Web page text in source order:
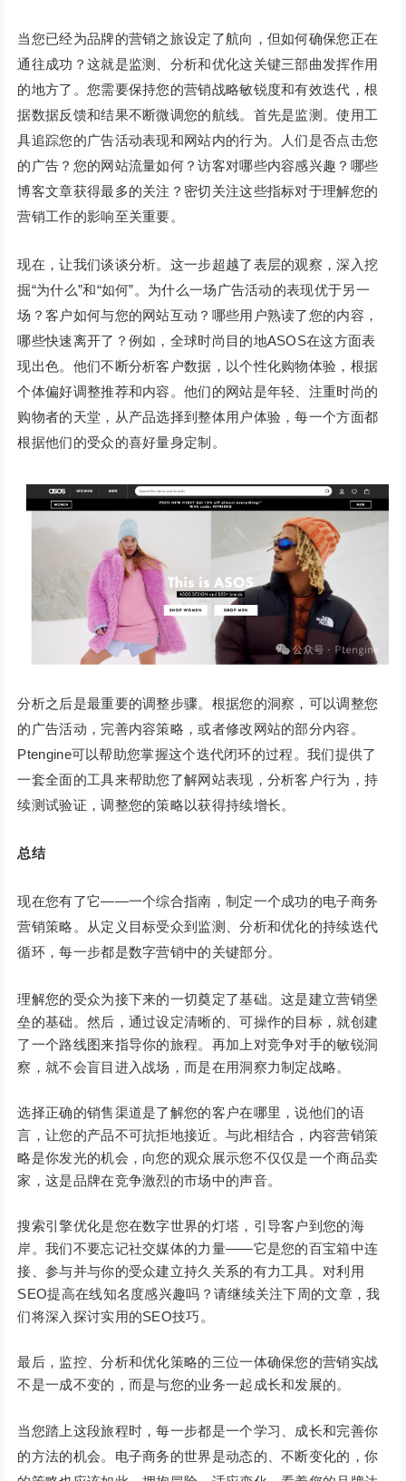
当您已经为品牌的营销之旅设定了航向，但如何确保您正在
通往成功？这就是监测、分析和优化这关键三部曲发挥作用
的地方了。您需要保持您的营销战略敏锐度和有效迭代，根
据数据反馈和结果不断微调您的航线。首先是监测。使用工
具追踪您的广告活动表现和网站内的行为。人们是否点击您
的广告？您的网站流量如何？访客对哪些内容感兴趣？哪些
博客文章获得最多的关注？密切关注这些指标对于理解您的
营销工作的影响至关重要。
现在，让我们谈谈分析。这一步超越了表层的观察，深入挖
掘“为什么”和“如何”。为什么一场广告活动的表现优于另一
场？客户如何与您的网站互动？哪些用户熟读了您的内容，
哪些快速离开了？例如，全球时尚目的地ASOS在这方面表
现出色。他们不断分析客户数据，以个性化购物体验，根据
个体偏好调整推荐和内容。他们的网站是年轻、注重时尚的
购物者的天堂，从产品选择到整体用户体验，每一个方面都
根据他们的受众的喜好量身定制。
分析之后是最重要的调整步骤。根据您的洞察，可以调整您
的广告活动，完善内容策略，或者修改网站的部分内容。
Ptengine可以帮助您掌握这个迭代闭环的过程。我们提供了
一套全面的工具来帮助您了解网站表现，分析客户行为，持
续测试验证，调整您的策略以获得持续增长。
总结
现在您有了它——一个综合指南，制定一个成功的电子商务
营销策略。从定义目标受众到监测、分析和优化的持续迭代
循环，每一步都是数字营销中的关键部分。
理解您的受众为接下来的一切奠定了基础。这是建立营销堡
垒的基础。然后，通过设定清晰的、可操作的目标，就创建
了一个路线图来指导你的旅程。再加上对竞争对手的敏锐洞
察，就不会盲目进入战场，而是在用洞察力制定战略。
选择正确的销售渠道是了解您的客户在哪里，说他们的语
言，让您的产品不可抗拒地接近。与此相结合，内容营销策
略是你发光的机会，向您的观众展示您不仅仅是一个商品卖
家，这是品牌在竞争激烈的市场中的声音。
搜索引擎优化是您在数字世界的灯塔，引导客户到您的海
岸。我们不要忘记社交媒体的力量——它是您的百宝箱中连
接、参与并与你的受众建立持久关系的有力工具。对利用
SEO提高在线知名度感兴趣吗？请继续关注下周的文章，我
们将深入探讨实用的SEO技巧。
最后，监控、分析和优化策略的三位一体确保您的营销实战
不是一成不变的，而是与您的业务一起成长和发展的。
当您踏上这段旅程时，每一步都是一个学习、成长和完善你
的方法的机会。电子商务的世界是动态的、不断变化的，你